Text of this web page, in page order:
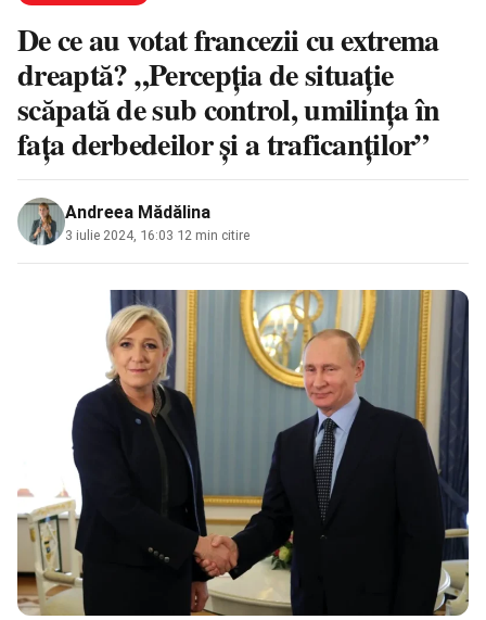
De ce au votat francezii cu extrema
dreaptă? „Percepția de situație
scăpată de sub control, umilința în
fața derbedeilor și a traficanților”
Andreea Mădălina
3 iulie 2024, 16:03 12 min citire